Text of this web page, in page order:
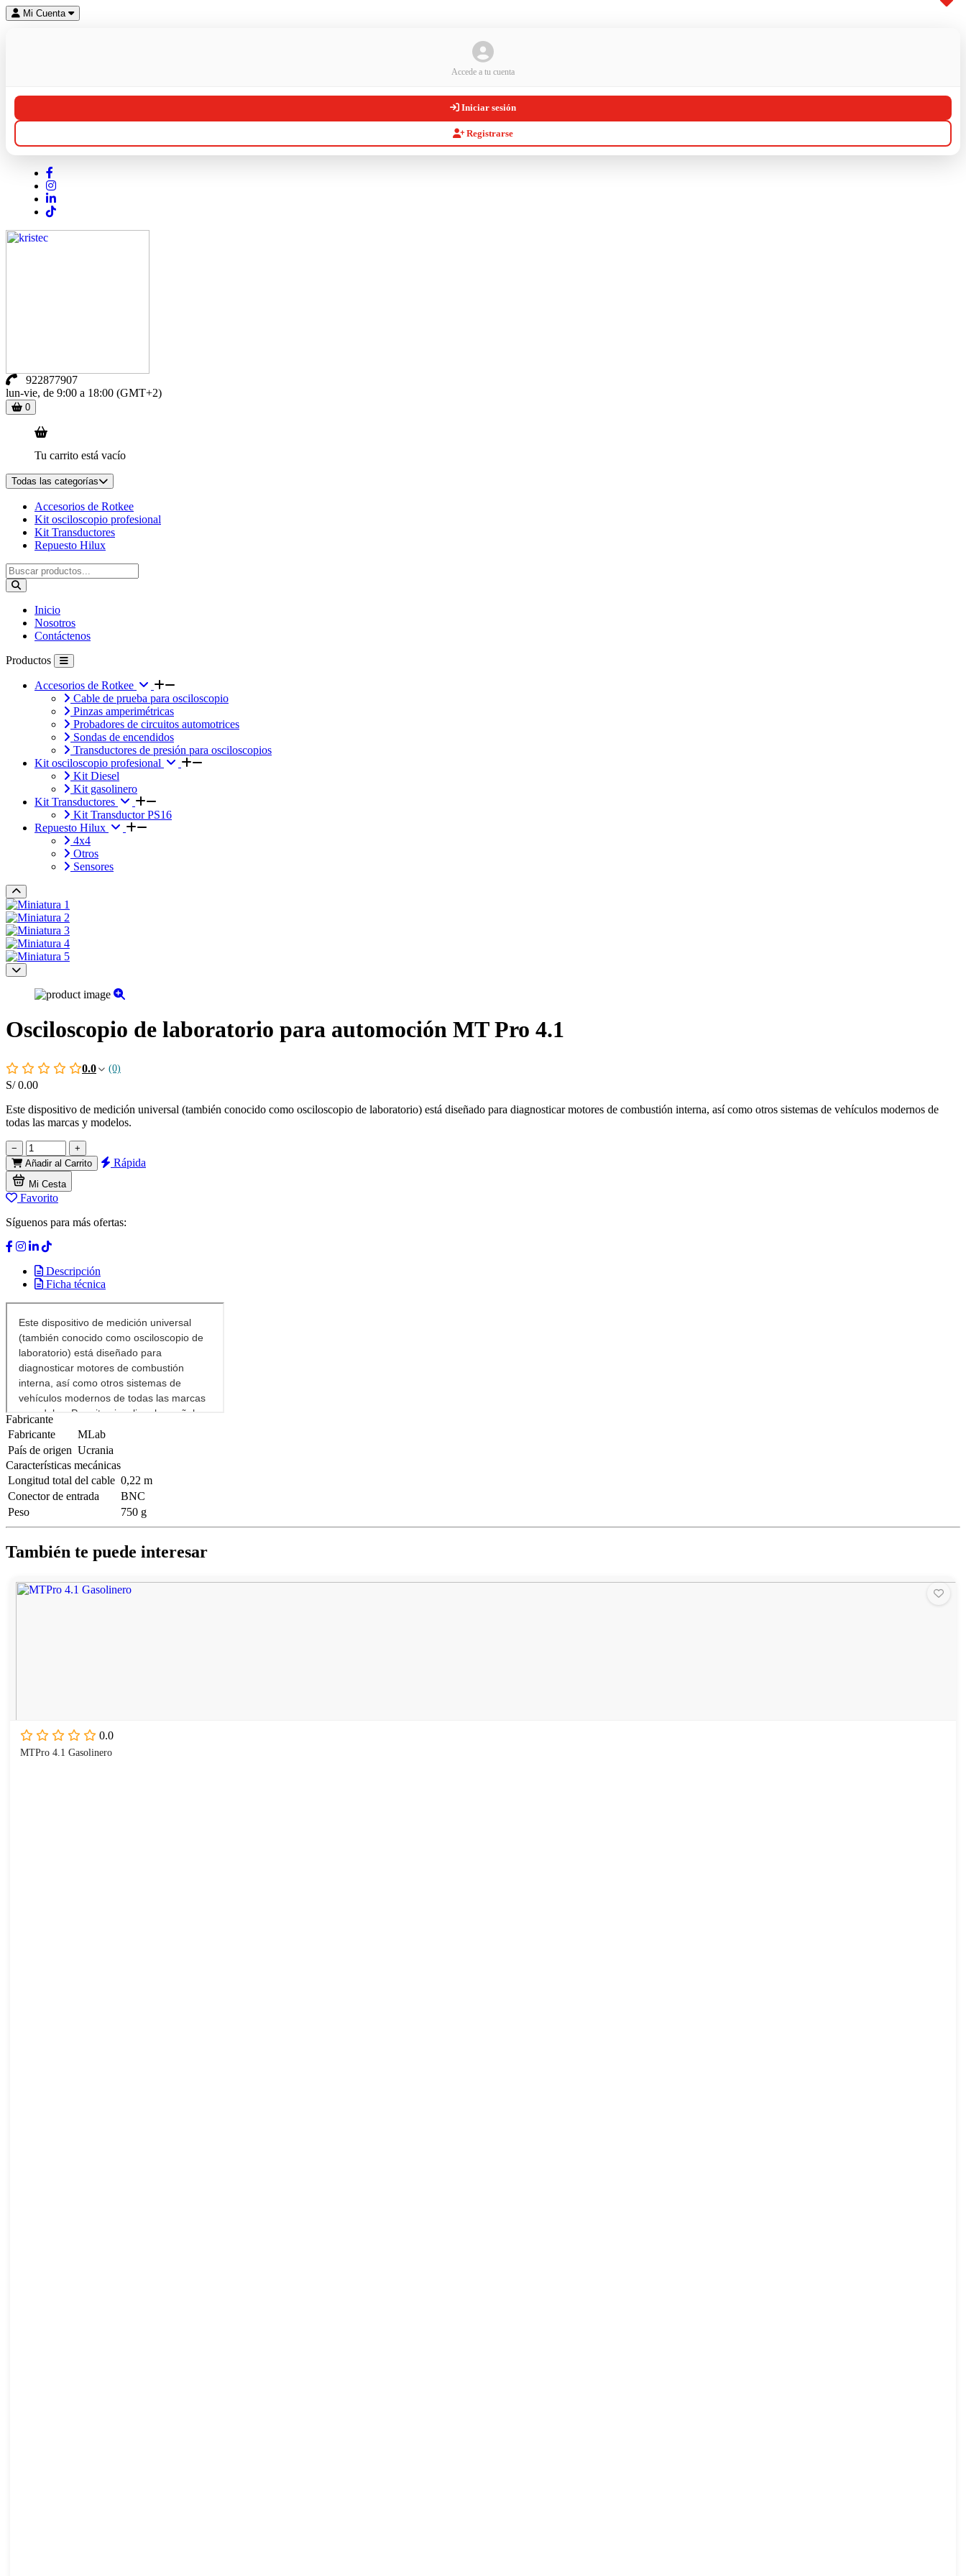
Mi Cuenta
Accede a tu cuenta
Iniciar sesión
Registrarse
922877907
lun-vie, de 9:00 a 18:00 (GMT+2)
0
Tu carrito está vacío
Todas las categorías
Accesorios de Rotkee
Kit osciloscopio profesional
Kit Transductores
Repuesto Hilux
Inicio
Nosotros
Contáctenos
Productos
Accesorios de Rotkee
Cable de prueba para osciloscopio
Pinzas amperimétricas
Probadores de circuitos automotrices
Sondas de encendidos
Transductores de presión para osciloscopios
Kit osciloscopio profesional
Kit Diesel
Kit gasolinero
Kit Transductores
Kit Transductor PS16
Repuesto Hilux
4x4
Otros
Sensores
Osciloscopio de laboratorio para automoción MT Pro 4.1
0.0 (0)
S/0.00
Este dispositivo de medición universal (también conocido como osciloscopio de laboratorio) está diseñado para diagnosticar motores de combustión interna, así como otros sistemas de vehículos modernos de
todas las marcas y modelos.
−
+
Añadir al Carrito
Rápida
Mi Cesta
Favorito
Síguenos para más ofertas:
Descripción
Ficha técnica
Fabricante
Fabricante
MLab
País de origen Ucrania
Características mecánicas
Longitud total del cable 0,22 m
Conector de entrada
BNC
Peso
750 g
También te puede interesar
0.0
MTPro 4.1 Gasolinero